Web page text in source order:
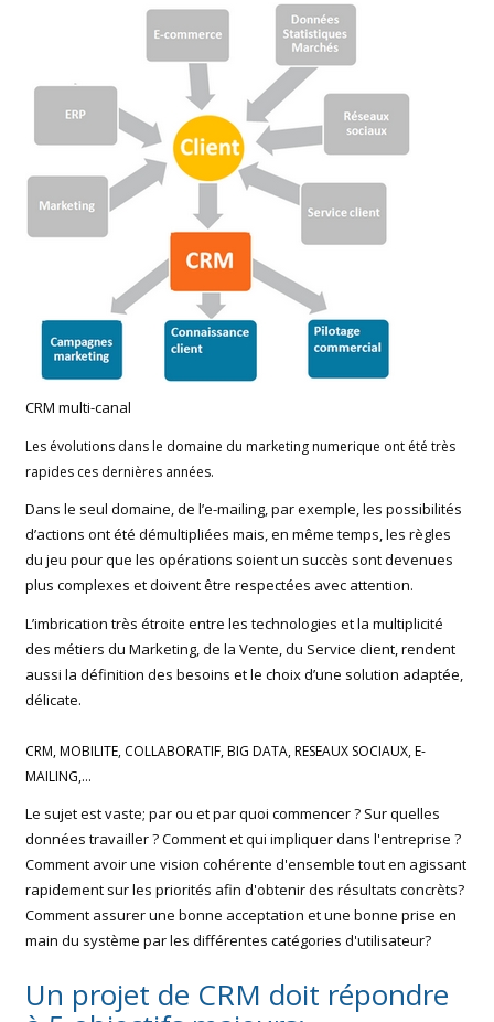
CRM multi-canal
Les évolutions dans le domaine du marketing numerique ont été très
rapides ces dernières années.
Dans le seul domaine, de l’e-mailing, par exemple, les possibilités
d’actions ont été démultipliées mais, en même temps, les règles
du jeu pour que les opérations soient un succès sont devenues
plus complexes et doivent être respectées avec attention.
L’imbrication très étroite entre les technologies et la multiplicité
des métiers du Marketing, de la Vente, du Service client, rendent
aussi la définition des besoins et le choix d’une solution adaptée,
délicate.
CRM, MOBILITE, COLLABORATIF, BIG DATA, RESEAUX SOCIAUX, E-
MAILING,…
Le sujet est vaste; par ou et par quoi commencer ? Sur quelles
données travailler ? Comment et qui impliquer dans l'entreprise ?
Comment avoir une vision cohérente d'ensemble tout en agissant
rapidement sur les priorités afin d'obtenir des résultats concrèts?
Comment assurer une bonne acceptation et une bonne prise en
main du système par les différentes catégories d'utilisateur?
Un projet de CRM doit répondre